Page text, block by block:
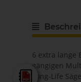
6 extra lange
gängigen
Long-Life
Fein -